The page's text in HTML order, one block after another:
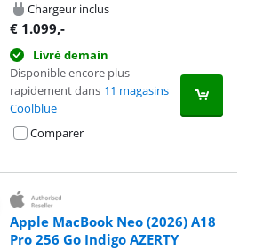
Chargeur inclus
€ 1.099,-
Livré demain
Disponible encore plus
rapidement dans 11 magasins
Coolblue
Comparer
Apple MacBook Neo (2026) A18
Pro 256 Go Indigo AZERTY